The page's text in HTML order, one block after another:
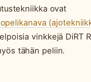
ovat
vinkkejä DiRT
tähän peliin.